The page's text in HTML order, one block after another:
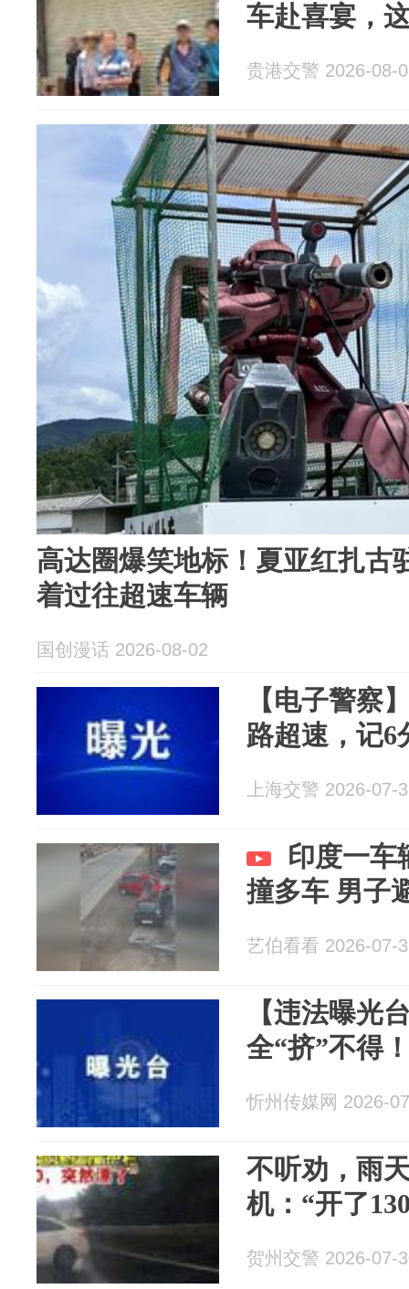
车赴喜宴，
贵港交警 2026-08-
高达圈爆笑地标！夏亚红扎古
着过往超速车辆
国创漫话 2026-08-02
【电子警察
路超速，记6
上海交警 2026-07-
印度一车
撞多车 男子
艺伯看看 2026-07-
【违法曝光
全“挤”不得
忻州传媒网 2026-
不听劝，雨
机：“开了
贺州交警 2026-07-